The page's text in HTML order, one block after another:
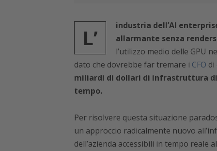
L’
industria dell’AI
allarmante senza
l’utilizzo medio delle GPU
dato che dovrebbe far tremare i CFO di
miliardi di dollari di infrastruttura di
tempo.
Per risolvere questa situazione
un approccio radicalmente nuovo
dell’azienda accessibili in tempo reale